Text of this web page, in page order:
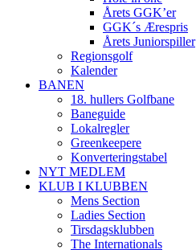
Årets GGK’er
GGK´s Ærespris
Årets Juniorspiller
Regionsgolf
Kalender
BANEN
18. hullers Golfbane
Baneguide
Lokalregler
Greenkeepere
Konverteringstabel
NYT MEDLEM
KLUB I KLUBBEN
Mens Section
Ladies Section
Tirsdagsklubben
The Internationals